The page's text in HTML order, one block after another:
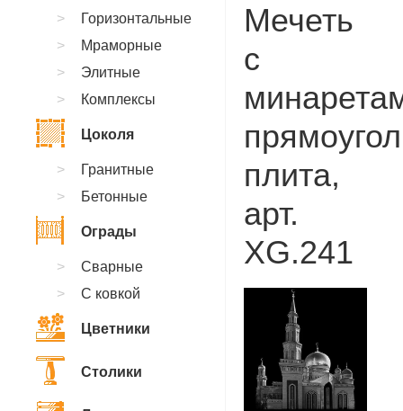
Мечеть
с
плита,
арт.
XG.241
Горизонтальные
Мраморные
Элитные
Комплексы
Цоколя
Гранитные
Бетонные
Ограды
Сварные
С ковкой
Цветники
Столики